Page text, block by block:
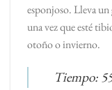
esponjoso. Lleva un
una vez que esté
otoño o invierno.
Tiempo: